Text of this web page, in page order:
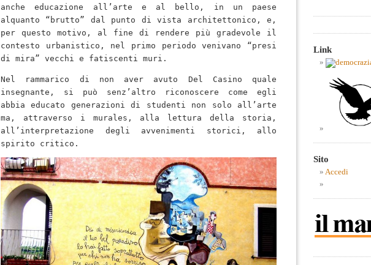
anche educazione all’arte e al bello, in un paese
alquanto “brutto” dal punto di vista architettonico, e,
per questo motivo, al fine di rendere più gradevole il
contesto urbanistico, nel primo periodo venivano “presi
di mira” vecchi e fatiscenti muri.
Nel rammarico di non aver avuto Del Casino quale
insegnante, si può senz’altro riconoscere come egli
abbia educato generazioni di studenti non solo all’arte
ma, attraverso i murales, alla lettura della storia,
all’interpretazione degli avvenimenti storici, allo
spirito critico.
Link
Sito
Accedi